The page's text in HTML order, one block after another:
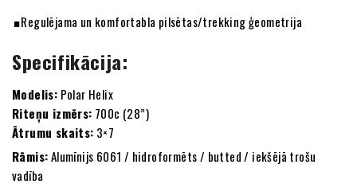
Regulējama un komfortabla pilsētas/trekking ģeometrija
Specifikācija:
Modelis: Polar Helix
Riteņu izmērs: 700c (28”)
Ātrumu skaits: 3×7
Rāmis:Alumīnijs 6061 / hidroformēts / butted / iekšējā trošu
vadība